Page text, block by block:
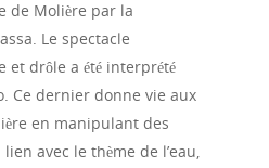
de Molière par la
Le spectacle
et drôle a été interprété
Ce dernier donne vie aux
en manipulant des
avec le thème de l’eau,